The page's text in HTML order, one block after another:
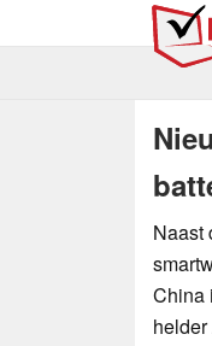
Naast
China